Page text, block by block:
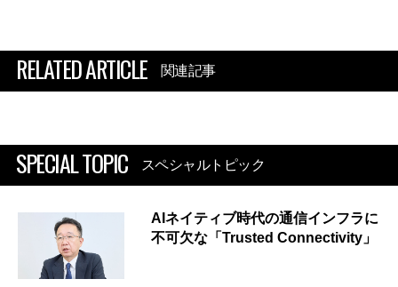
RELATED ARTICLE 関連記事
SPECIAL TOPIC スペシャルトピック
AIネイティブ時代の通信インフラに
不可欠な「Trusted Connectivity」